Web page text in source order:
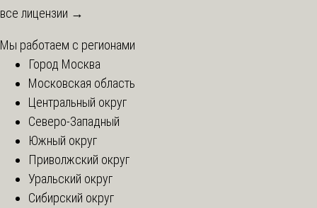
все лицензии →
Мы работаем с регионами
Город Москва
Московская область
Центральный округ
Северо-Западный
Южный округ
Приволжский округ
Уральский округ
Сибирский округ